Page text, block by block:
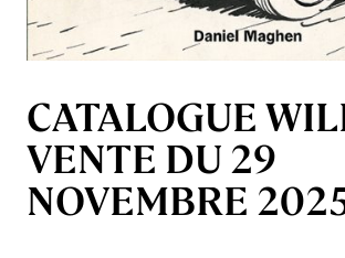
CATALOGUE
VENTE DU 29
NOVEMBRE